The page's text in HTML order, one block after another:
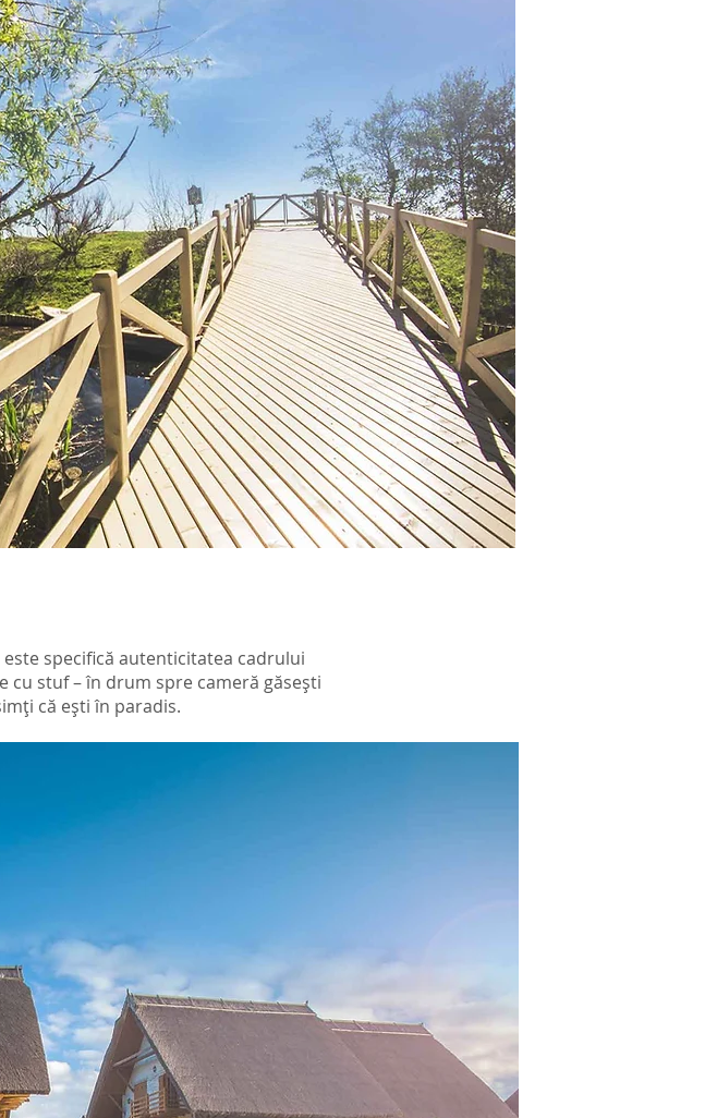
specifică autenticitatea cadrului
stuf – în drum spre cameră găsești
că ești în paradis.